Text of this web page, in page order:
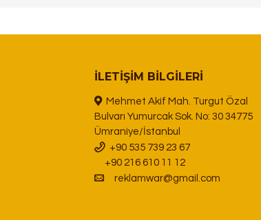
İLETIŞIM BILGILERI
Mehmet Akif Mah. Turgut Özal
Bulvarı Yumurcak Sok. No: 30 34775
Ümraniye/İstanbul
+90 535 739 23 67
+90 216 610 11 12
reklamwar@gmail.com